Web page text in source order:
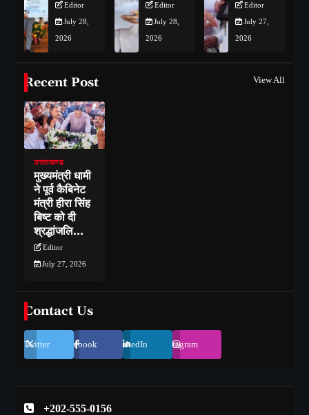
Editor
July 28,
2026
Editor
July 28,
2026
Editor
July 27,
2026
Recent Post View All
उत्तराखण्ड
मुख्यमंत्री धामी
ने पूर्व कैबिनेट
मंत्री हीरा सिंह
बिष्ट को दी
श्रद्धांजलि…
Editor
July 27, 2026
Contact Us
Twitter Facebook LinkedIn Instagram
+202-555-0156